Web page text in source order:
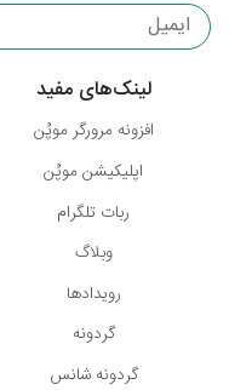
لینک‌های مفید
افزونه مرورگر موپُن
اپلیکیشن موپُن
ربات تلگرام
وبلاگ
رویدادها
گردونه
گردونه شانس